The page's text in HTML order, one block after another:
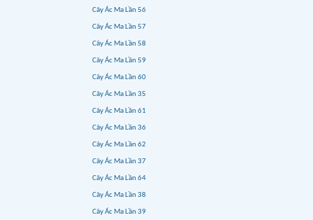
Cây Ác Ma Lần 56
Cây Ác Ma Lần 57
Cây Ác Ma Lần 58
Cây Ác Ma Lần 59
Cây Ác Ma Lần 60
Cây Ác Ma Lần 35
Cây Ác Ma Lần 61
Cây Ác Ma Lần 36
Cây Ác Ma Lần 62
Cây Ác Ma Lần 37
Cây Ác Ma Lần 64
Cây Ác Ma Lần 38
Cây Ác Ma Lần 39